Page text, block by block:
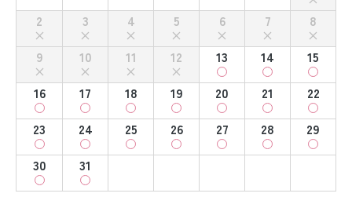
2
3 4 5 6 7
8
9
10 11 12 13 14
15
16
17 18 19 20 21
22
23
24 25 26 27 28
29
30
31